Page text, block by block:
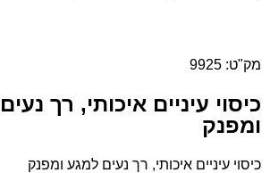
מק"ט: 9925
כיסוי עיניים איכותי, רך
ומפנק
כיסוי עיניים איכותי, רך נעים למגע ומפנק